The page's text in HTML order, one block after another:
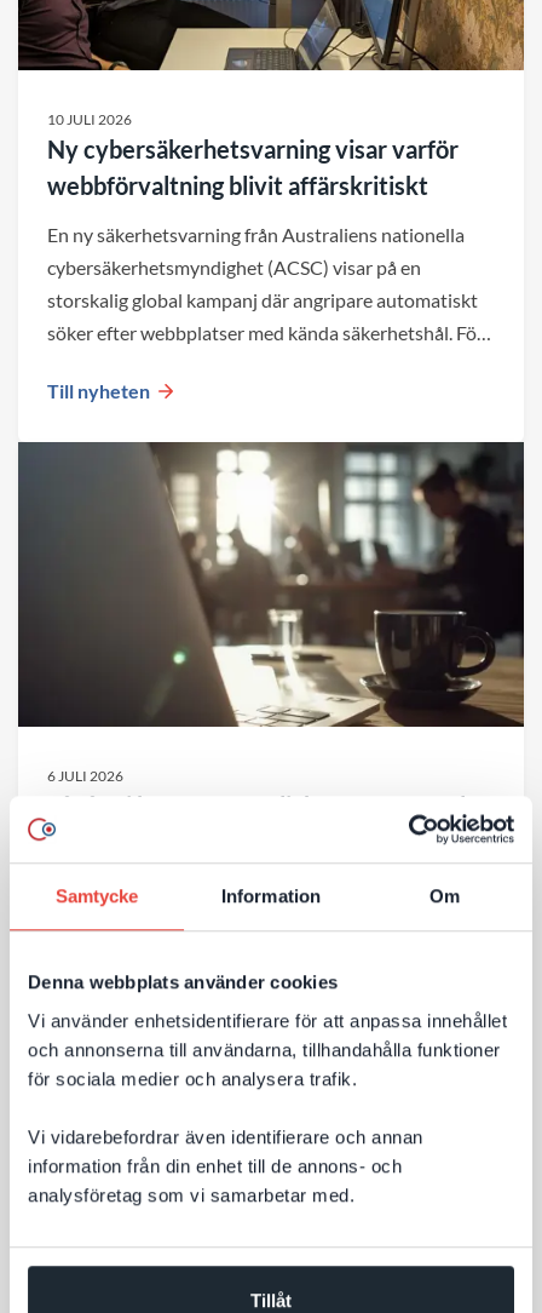
Samtycke Information Om
Denna webbplats använder cookies
Vi använder enhetsidentifierare för att anpassa innehållet
och annonserna till användarna, tillhandahålla funktioner
för sociala medier och analysera trafik.
Vi vidarebefordrar även identifierare och annan
information från din enhet till de annons- och
analysföretag som vi samarbetar med.
Tillåt
10 JULI 2026
Ny cybersäkerhetsvarning visar varför
webbförvaltning blivit affärskritiskt
En ny säkerhetsvarning från Australiens nationella
cybersäkerhetsmyndighet (ACSC) visar på en
storskalig global kampanj där angripare automatiskt
söker efter webbplatser med kända säkerhetshål. För
av plattform och den löpande förvaltningen påverkar
Till nyheten
6 JULI 2026
Så får ni bättre AI‑synlighet efter Googles
nya riktlinjer
Många företag funderar på hur AI‑sök påverkar deras
webbplats. Behöver man bygga om innehållet? Skapa
tidigare? Google har nu publicerat tydligare riktlinjer
för AI‑sök – och budskapet är: mycket av det som
redan skapar en bra webbplats är fortfarande
avgörande för synligheten.
Till nyheten